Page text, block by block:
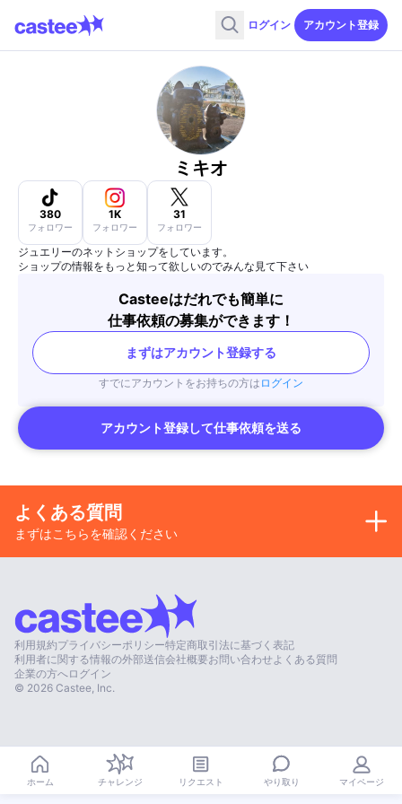
ログイン アカウント登録
ミキオ
380
フォロワー
1K
フォロワー
31
フォロワー
ジュエリーのネットショップをしています。
ショップの情報をもっと知って欲しいのでみんな見て下さい
Casteeはだれでも簡単に
仕事依頼の募集ができます！
まずはアカウント登録する
すでにアカウントをお持ちの方は ログイン
アカウント登録して仕事依頼を送る
よくある質問
まずはこちらを確認ください
利用規約プライバシーポリシー特定商取引法に基づく表記
利用者に関する情報の外部送信会社概要お問い合わせ よくある質問
企業の方へログイン
© 2026 Castee, Inc.
ホーム チャレンジ リクエスト やり取り マイページ